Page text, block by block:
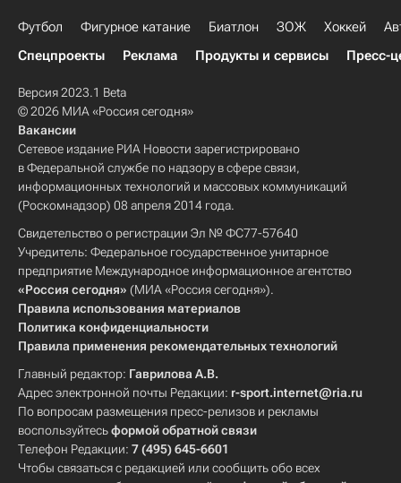
Футбол Фигурное катание Биатлон ЗОЖ Хоккей
Спецпроекты
Реклама Продукты и сервисы Пресс-
Версия 2023.1 Beta
© 2026 МИА «Россия сегодня»
Вакансии
Сетевое издание РИА Новости зарегистрировано
в Федеральной службе по надзору в сфере связи,
информационных технологий и массовых коммуникаций
(Роскомнадзор) 08 апреля 2014 года.
Свидетельство о регистрации Эл № ФС77-57640
Учредитель: Федеральное государственное унитарное
предприятие Международное информационное агентство
«Россия сегодня» (МИА «Россия сегодня»).
Правила использования материалов
Политика конфиденциальности
Правила применения рекомендательных технологий
Главный редактор: Гаврилова А.В.
Адрес электронной почты Редакции: r-sport.internet@ria.ru
По вопросам размещения пресс-релизов и рекламы
воспользуйтесьформой обратной связи
Телефон Редакции: 7 (495) 645-6601
Чтобы связаться с редакцией или сообщить обо всех